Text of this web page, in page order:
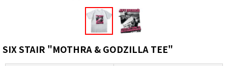
SIX STAIR "MOTHRA & GODZILLA TEE"